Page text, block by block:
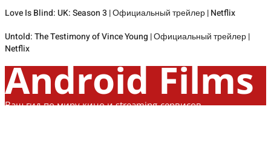
Love Is Blind: UK: Season 3 | Официальный трейлер | Netflix
Untold: The Testimony of Vince Young | Официальный трейлер |
Netflix
Android Films
Ваш гид по миру кино и streaming-сервисов